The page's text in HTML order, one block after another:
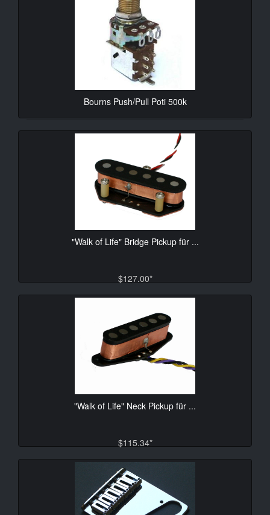
Bourns Push/Pull Poti 500k
"Walk of Life" Bridge Pickup für ...
$127.00*
"Walk of Life" Neck Pickup für ...
$115.34*